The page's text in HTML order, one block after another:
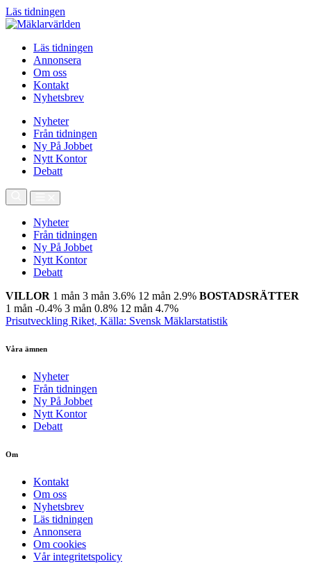
Läs tidningen
Läs tidningen
Annonsera
Om oss
Kontakt
Nyhetsbrev
Nyheter
Från tidningen
Ny På Jobbet
Nytt Kontor
Debatt
Nyheter
Från tidningen
Ny På Jobbet
Nytt Kontor
Debatt
VILLOR 1 mån 3 mån 3.6% 12 mån 2.9% BOSTADSRÄTTER
1 mån -0.4% 3 mån 0.8% 12 mån 4.7%
Prisutveckling Riket, Källa: Svensk Mäklarstatistik
Våra ämnen
Nyheter
Från tidningen
Ny På Jobbet
Nytt Kontor
Debatt
Om
Kontakt
Om oss
Nyhetsbrev
Läs tidningen
Annonsera
Om cookies
Vår integritetspolicy